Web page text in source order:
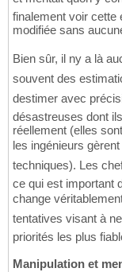
finalement voir cette
modifiée sans
Bien sûr, il ny a là
souvent des
destimer avec
désastreuses dont
réellement (elles
les ingénieurs
techniques). Les
ce qui est important
change
tentatives visant à ne
priorités les plus
Manipulation et